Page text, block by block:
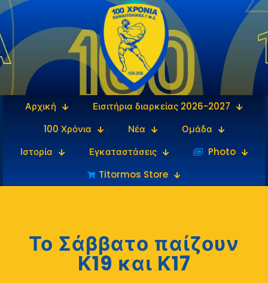
Αρχική
Εισιτήρια διαρκείας 2026-2027
100 Χρόνια
Νέα
Ομάδα
Ιστορία
Εγκαταστάσεις
‎‏‏‎ ‎Photo
Titormos Store
Το Σάββατο παίζουν
Κ19 και Κ17